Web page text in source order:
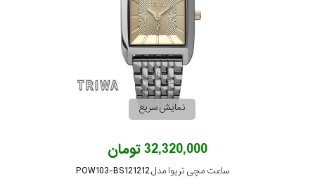
نمایش سریع
32,320,000 تومان
ساعت مچی تریوا مدل POW103-BS121212